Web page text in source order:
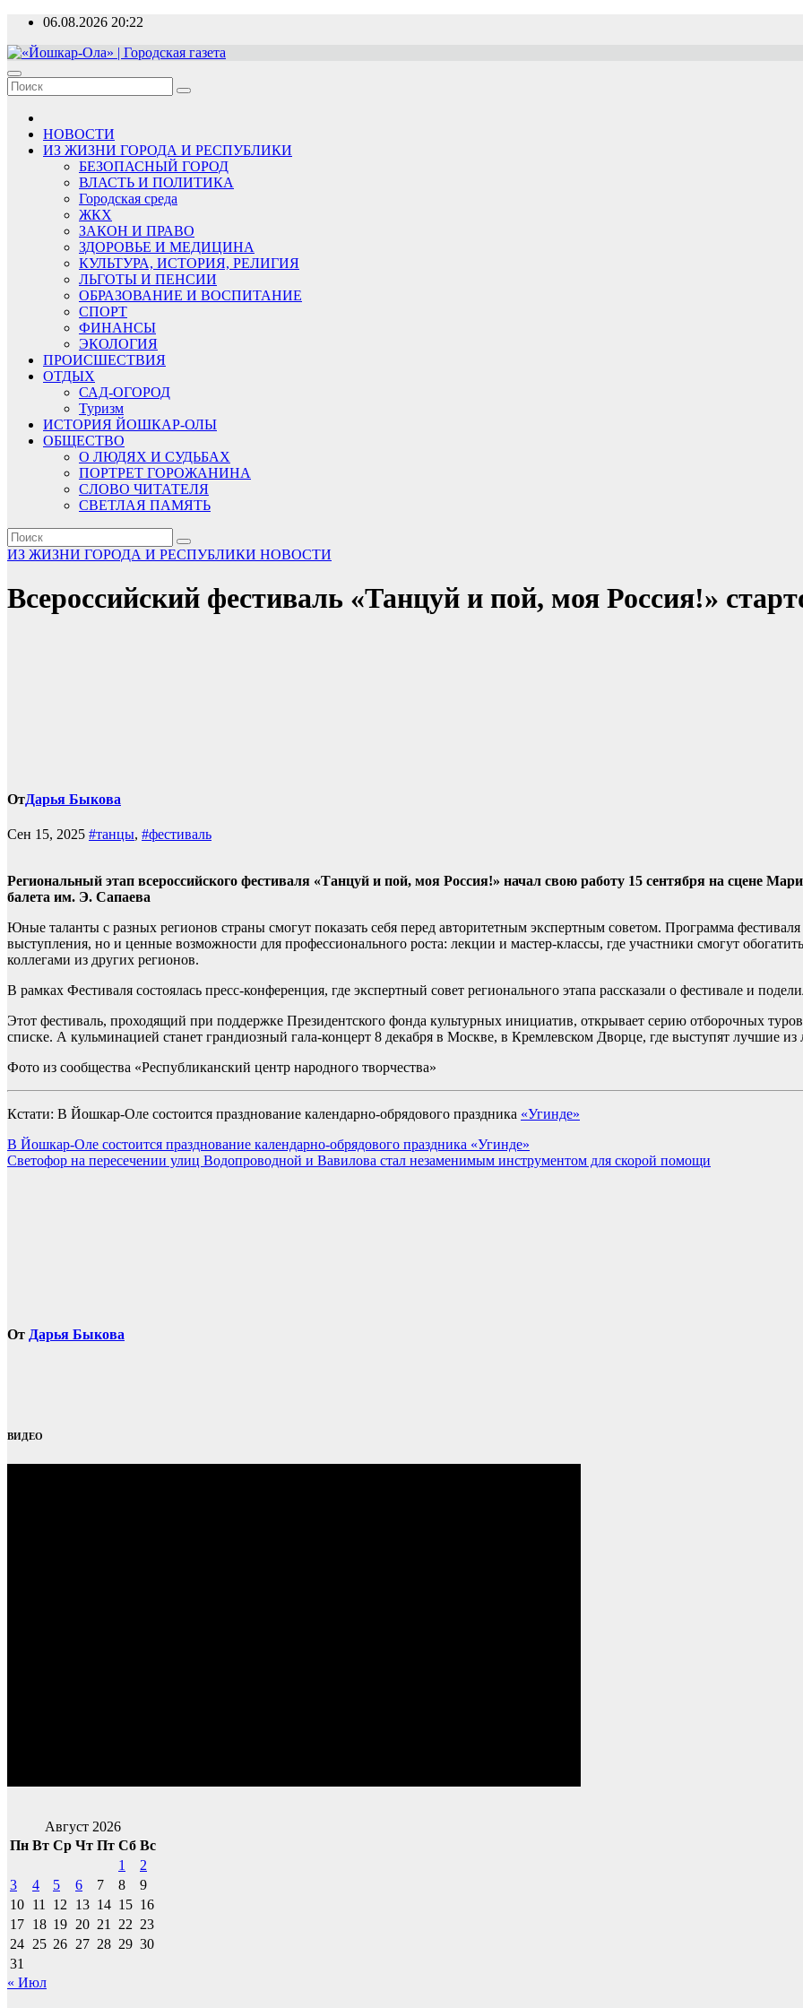
Перейти
содержимому
06.08.2026 20:22
«Йошкар-Ола» | Городская газета
Новости, события, люди
НОВОСТИ
ИЗ ЖИЗНИ ГОРОДА И РЕСПУБЛИКИ
БЕЗОПАСНЫЙ ГОРОД
ВЛАСТЬ И ПОЛИТИКА
Городская среда
ЖКХ
ЗАКОН И ПРАВО
ЗДОРОВЬЕ И МЕДИЦИНА
КУЛЬТУРА, ИСТОРИЯ, РЕЛИГИЯ
ЛЬГОТЫ И ПЕНСИИ
ОБРАЗОВАНИЕ И ВОСПИТАНИЕ
СПОРТ
ФИНАНСЫ
ЭКОЛОГИЯ
ПРОИСШЕСТВИЯ
ОТДЫХ
САД-ОГОРОД
Туризм
ИСТОРИЯ ЙОШКАР-ОЛЫ
ОБЩЕСТВО
О ЛЮДЯХ И СУДЬБАХ
ПОРТРЕТ ГОРОЖАНИНА
СЛОВО ЧИТАТЕЛЯ
СВЕТЛАЯ ПАМЯТЬ
ИЗ ЖИЗНИ ГОРОДА И РЕСПУБЛИКИ НОВОСТИ
Всероссийский фестиваль «Танцуй и пой, моя Россия!»
ОтДарья Быкова
Сен 15, 2025 #танцы, #фестиваль
Региональный этап всероссийского фестиваля «Танцуй и пой, моя Россия!» начал свою работу 15 сентября на сцене
балета им. Э. Сапаева
Юные таланты с разных регионов страны смогут показать себя перед авторитетным экспертным советом. Программа
выступления, но и ценные возможности для профессионального роста: лекции и мастер-классы, где участники смогут
коллегами из других регионов.
В рамках Фестиваля состоялась пресс-конференция, где экспертный совет регионального этапа рассказали о фестивале и
Этот фестиваль, проходящий при поддержке Президентского фонда культурных инициатив, открывает серию отборочных
списке. А кульминацией станет грандиозный гала-концерт 8 декабря в Москве, в Кремлевском Дворце, где выступят лучшие
Фото из сообщества «Республиканский центр народного творчества»
Кстати: В Йошкар-Оле состоится празднование календарно-обрядового праздника «Угинде»
Навигация
по
В Йошкар-Оле состоится празднование календарно-обрядового праздника «Угинде»
Светофор на пересечении улиц Водопроводной и Вавилова стал незаменимым инструментом для скорой помощи
От Дарья Быкова
ВИДЕО
Август 2026
Пн Вт Ср Чт Пт Сб Вс
1
2
3
4 5 6 7 8
9
10 11 12 13 14 15 16
17 18 19 20 21 22 23
24 25 26 27 28 29 30
31
« Июл